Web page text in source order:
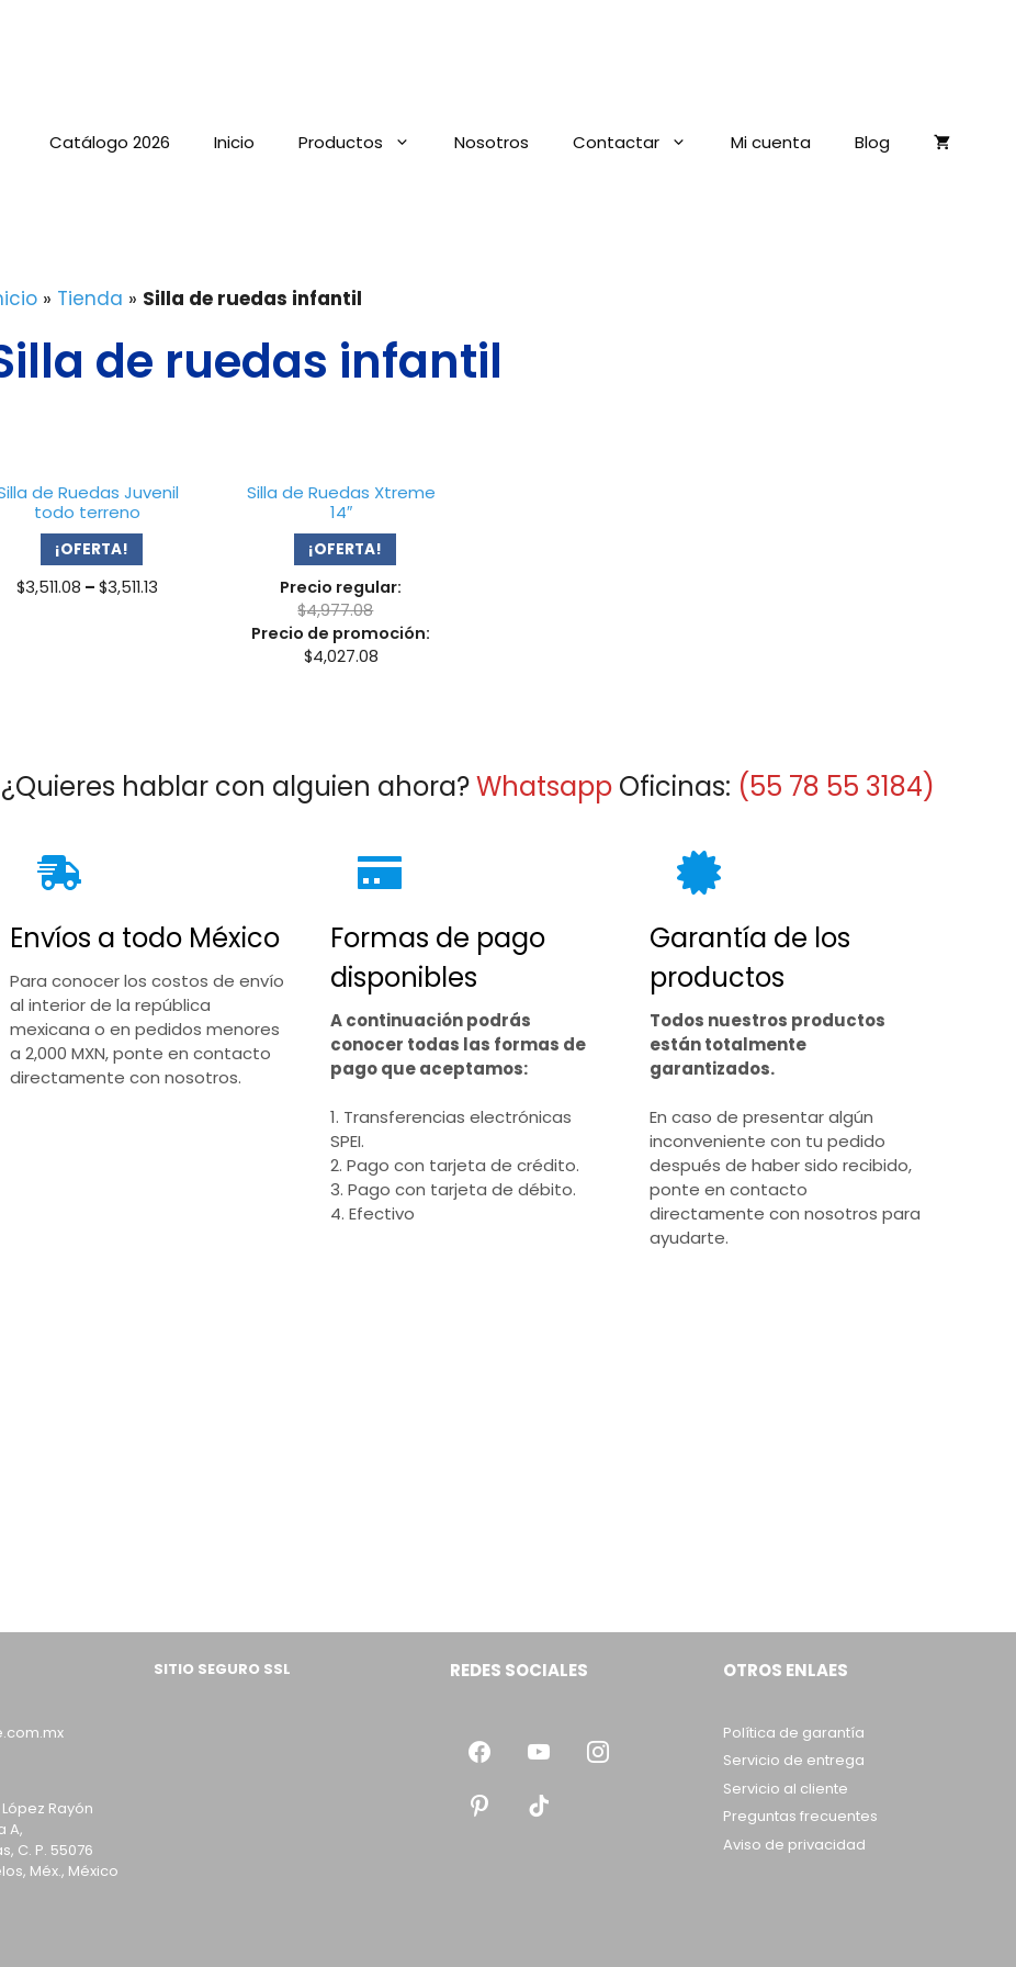
Catálogo 2026 Inicio Productos Nosotros Contactar Mi cuenta Blog
» Tienda » Silla de ruedas infantil
de ruedas infantil
de Ruedas Juvenil
todo terreno
¡OFERTA!
$3,511.08 – $3,511.13
Silla de Ruedas Xtreme
14″
¡OFERTA!
Precio regular:
$4,977.08
Precio de promoción:
$4,027.08
¿Quieres hablar con alguien ahora?Whatsapp Oficinas: (55 78 55 3184)
Envíos a todo México
Para conocer los costos de envío
al interior de la república
mexicana o en pedidos menores
a 2,000 MXN, ponte en contacto
directamente con nosotros.
Formas de pago
disponibles
A continuación podrás
conocer todas las formas de
pago que aceptamos:
1. Transferencias electrónicas
SPEI.
2. Pago con tarjeta de crédito.
3. Pago con tarjeta de débito.
4. Efectivo
Garantía de los
productos
Todos nuestros productos
están totalmente
garantizados.
En caso de presentar algún
inconveniente con tu pedido
después de haber sido recibido,
ponte en contacto
directamente con nosotros para
ayudarte.
Rayón
A,
C. P. 55076
Méx., México
SITIO SEGURO SSL REDES SOCIALES OTROS ENLAES
Política de garantía
Servicio de entrega
Servicio al cliente
Preguntas frecuentes
Aviso de privacidad